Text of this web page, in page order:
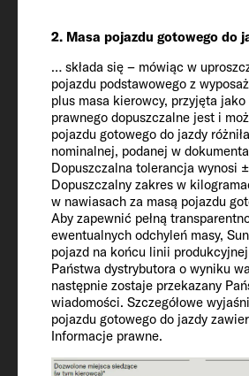
2. Masa pojazdu gotowego do
… składa się – mówiąc w
pojazdu podstawowego z
plus masa kierowcy, przyjęta jako
prawnego dopuszczalne jest i
pojazdu gotowego do jazdy
nominalnej, podanej w
Dopuszczalna tolerancja wynosi
Dopuszczalny zakres w
w nawiasach za masą pojazdu
Aby zapewnić pełną
ewentualnych odchyleń masy,
pojazd na końcu linii
Państwa dystrybutora o wyniku
następnie zostaje przekazany
wiadomości. Szczegółowe
pojazdu gotowego do jazdy
Informacje prawne.
Pojazd
Długość / szerokość /
661 / 232 / 314 cm
Wysokość wewnętrzna
195
Dopuszczona liczba
kierowcą)